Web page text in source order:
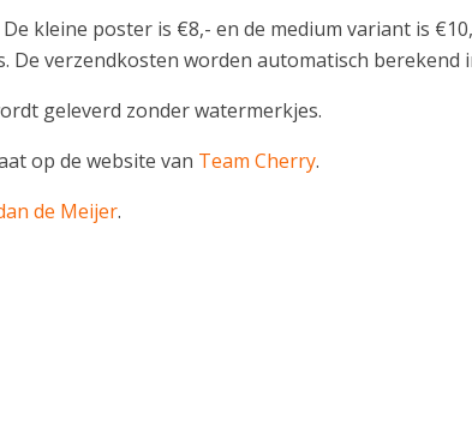
kleine poster is €8,- en de medium variant is
verzendkosten worden automatisch berekend
geleverd zonder watermerkjes.
op de website van Team Cherry.
de Meijer.